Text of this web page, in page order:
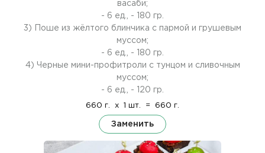
васаби;
- 6 ед., - 180 гр.
3) Поше из жёлтого блинчика с пармой и грушевым
муссом;
- 6 ед., - 180 гр.
4) Черные мини-профитроли с тунцом и сливочным
муссом;
- 6 ед., - 120 гр.
660 г. x 1 шт. = 660 г.
Заменить